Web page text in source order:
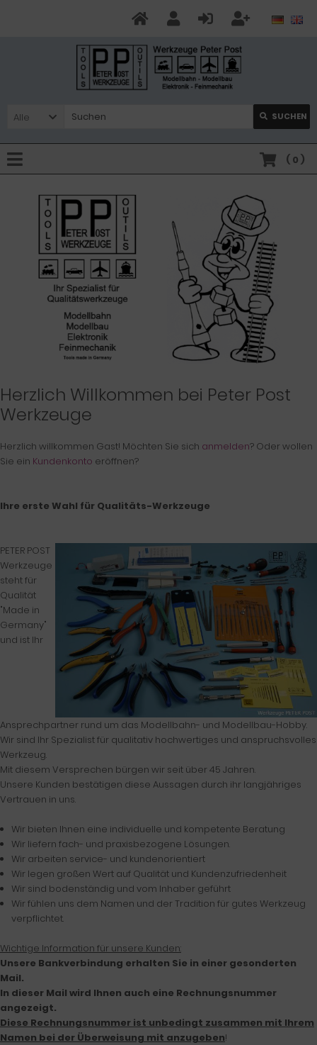
Alle SUCHEN
( 0 )
Herzlich Willkommen bei Peter Post
Werkzeuge
Herzlich willkommen Gast! Möchten Sie sich anmelden? Oder wollen
Sie ein Kundenkonto eröffnen?
Ihre erste Wahl für Qualitäts-Werkzeuge
PETER POST
Werkzeuge
steht für
Qualität
"Made in
Germany"
und ist Ihr
Ansprechpartner rund um das Modellbahn- und Modellbau-Hobby.
Wir sind Ihr Spezialist für qualitativ hochwertiges und anspruchsvolles
Werkzeug.
Mit diesem Versprechen bürgen wir seit über 45 Jahren.
Unsere Kunden bestätigen diese Aussagen durch ihr langjähriges
Vertrauen in uns.
Wir bieten Ihnen eine individuelle und kompetente Beratung
Wir liefern fach- und praxisbezogene Lösungen.
Wir arbeiten service- und kundenorientiert
Wir legen großen Wert auf Qualität und Kundenzufriedenheit
Wir sind bodenständig und vom Inhaber geführt
Wir fühlen uns dem Namen und der Tradition für gutes Werkzeug
verpflichtet.
Wichtige Information für unsere Kunden:
Unsere Bankverbindung erhalten Sie in einer gesonderten
Mail.
In dieser Mail wird Ihnen auch eine Rechnungsnummer
angezeigt.
Diese Rechnungsnummer ist unbedingt zusammen mit Ihrem
Namen bei der Überweisung mit anzugeben!